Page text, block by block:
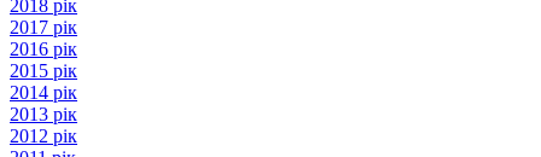
2018 рік
2017 рік
2016 рік
2015 рік
2014 рік
2013 рік
2012 рік